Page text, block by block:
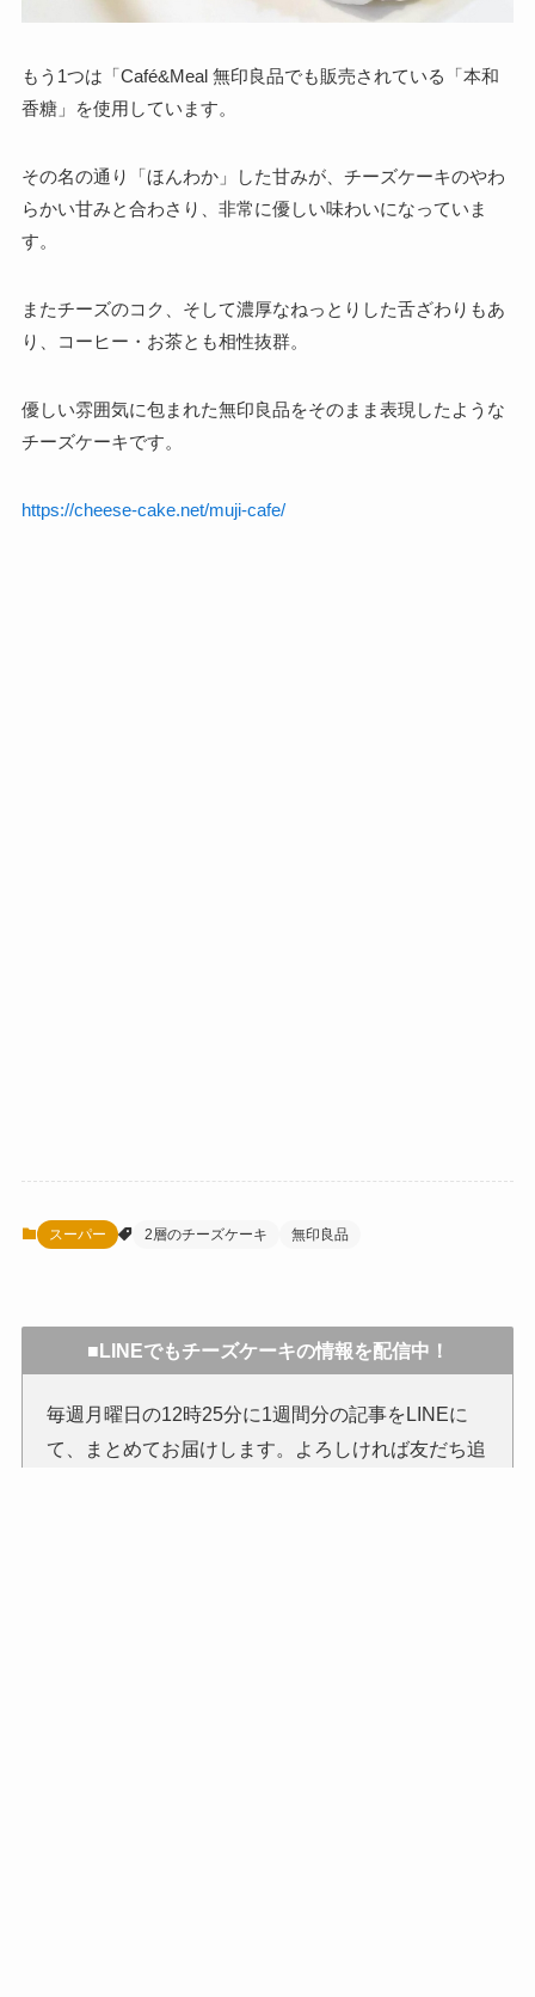
もう1つは「Café&Meal 無印良品でも販売されている「本和
香糖」を使用しています。
その名の通り「ほんわか」した甘みが、チーズケーキのやわ
らかい甘みと合わさり、非常に優しい味わいになっていま
す。
またチーズのコク、そして濃厚なねっとりした舌ざわりもあ
り、コーヒー・お茶とも相性抜群。
優しい雰囲気に包まれた無印良品をそのまま表現したような
チーズケーキです。
https://cheese-cake.net/muji-cafe/
スーパー 2層のチーズケーキ 無印良品
■LINEでもチーズケーキの情報を配信中！
毎週月曜日の12時25分に1週間分の記事をLINEに
て、まとめてお届けします。よろしければ友だち追